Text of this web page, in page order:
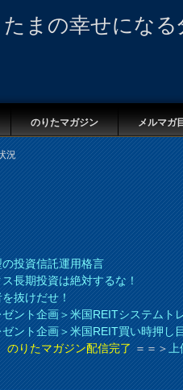
まの幸せになる
のりたマガジン メルマガ
況
投資信託運用格言
長期投資は絶対するな！
抜けだせ！
ント企画＞米国REITシステムト
ント企画＞米国REIT買い時押し
りたマガジン配信完了＝＝＞上